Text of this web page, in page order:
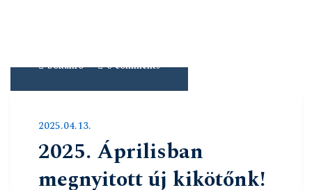
bokanro 0 comments
2025.04.13.
2025. Áprilisban
megnyitott új kikötőnk!